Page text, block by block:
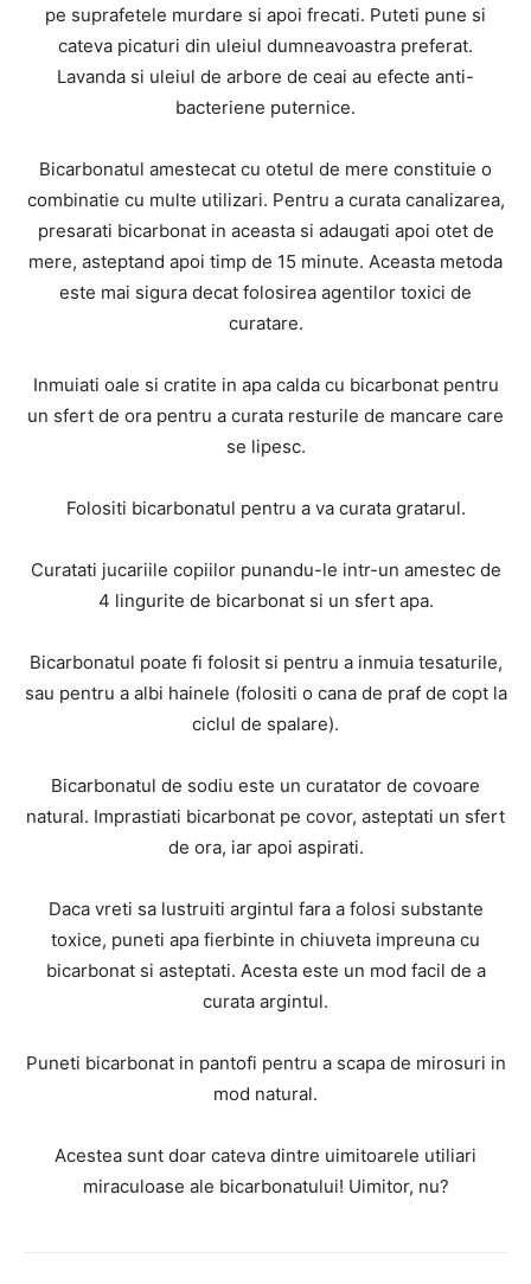
pe suprafetele murdare si apoi frecati. Puteti pune si
cateva picaturi din uleiul dumneavoastra preferat.
Lavanda si uleiul de arbore de ceai au efecte anti-
bacteriene puternice.
Bicarbonatul amestecat cu otetul de mere constituie o
combinatie cu multe utilizari. Pentru a curata canalizarea,
presarati bicarbonat in aceasta si adaugati apoi otet de
mere, asteptand apoi timp de 15 minute. Aceasta metoda
este mai sigura decat folosirea agentilor toxici de
curatare.
Inmuiati oale si cratite in apa calda cu bicarbonat pentru
un sfert de ora pentru a curata resturile de mancare care
se lipesc.
Folositi bicarbonatul pentru a va curata gratarul.
Curatati jucariile copiilor punandu-le intr-un amestec de
4 lingurite de bicarbonat si un sfert apa.
Bicarbonatul poate fi folosit si pentru a inmuia tesaturile,
sau pentru a albi hainele (folositi o cana de praf de copt la
ciclul de spalare).
Bicarbonatul de sodiu este un curatator de covoare
natural. Imprastiati bicarbonat pe covor, asteptati un sfert
de ora, iar apoi aspirati.
Daca vreti sa lustruiti argintul fara a folosi substante
toxice, puneti apa fierbinte in chiuveta impreuna cu
bicarbonat si asteptati. Acesta este un mod facil de a
curata argintul.
Puneti bicarbonat in pantofi pentru a scapa de mirosuri in
mod natural.
Acestea sunt doar cateva dintre uimitoarele utiliari
miraculoase ale bicarbonatului! Uimitor, nu?